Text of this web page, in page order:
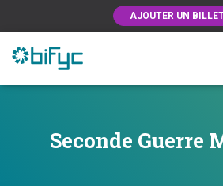
AJOUTER UN
Seconde Guerre